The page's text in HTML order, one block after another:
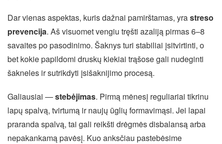
Dar vienas aspektas, kuris dažnai pamirštamas, yrastreso
prevencija. Aš visuomet vengiu tręšti azaliją pirmas 6–8
savaites po pasodinimo. Šaknys turi stabiliai įsitvirtinti, o
bet kokie papildomi druskų kiekiai trąšose gali nudeginti
šakneles ir sutrikdyti įsišaknijimo procesą.
Galiausiai —stebėjimas. Pirmą mėnesį reguliariai tikrinu
lapų spalvą, tvirtumą ir naujų ūglių formavimąsi. Jei lapai
praranda spalvą, tai gali reikšti drėgmės disbalansą arba
nepakankamą pavėsį. Kuo anksčiau pastebėsime